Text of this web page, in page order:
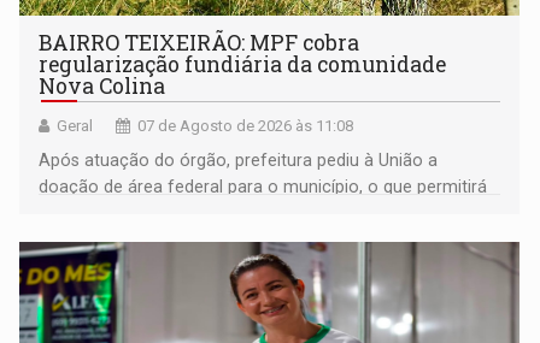
BAIRRO TEIXEIRÃO: MPF cobra
regularização fundiária da comunidade
Nova Colina
Geral 07 de Agosto de 2026 às 11:08
Após atuação do órgão, prefeitura pediu à União a
doação de área federal para o município, o que permitirá